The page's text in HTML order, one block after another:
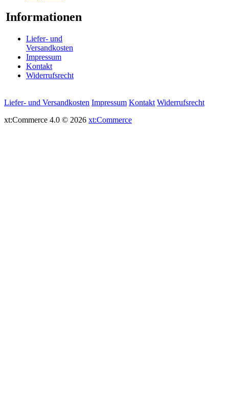
Informationen
Liefer- und
Versandkosten
Impressum
Kontakt
Widerrufsrecht
Liefer- und Versandkosten Impressum Kontakt Widerrufsrecht
xt:Commerce 4.0 © 2026 xt:Commerce